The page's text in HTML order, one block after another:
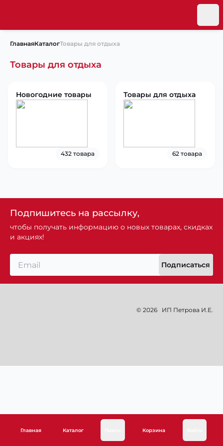
ГлавнаяКаталогТовары для отдыха
Товары для отдыха
Новогодние товары
432 товара
Товары для отдыха
62 товара
Главная Каталог Корзина
Подпишитесь на рассылку,
чтобы получать информацию о новых товарах, скидках
и акциях!
Подписаться
© 2026 ИП Петрова И.Е.